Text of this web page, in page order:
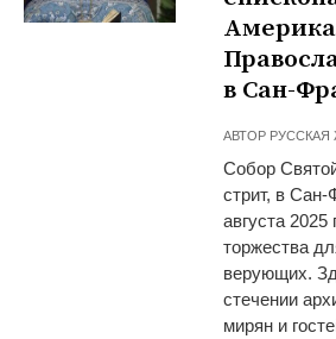
в Сан-
АВТОР РУССКАЯ
Собор
стрит, в Сан-
августа
торжества
верующих.
стечении
мирян и